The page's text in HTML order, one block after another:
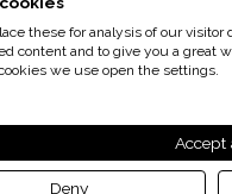
these for analysis of our visitor
content and to give you a great
we use open the settings.
Accept
Deny